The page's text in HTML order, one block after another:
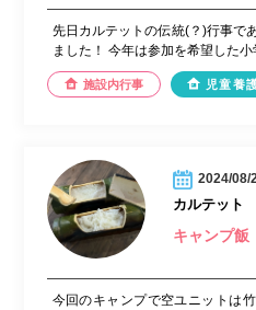
先日カルテットの伝統(？)行事で
ました！ 今年は参加を希望した
施設内行事 児童養
2024/08/
カルテット
キャンプ飯
今回のキャンプで空ユニットは